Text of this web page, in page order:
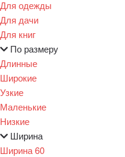
Для одежды
Для дачи
Для книг
По размеру
Длинные
Широкие
Узкие
Маленькие
Низкие
Ширина
Ширина 60